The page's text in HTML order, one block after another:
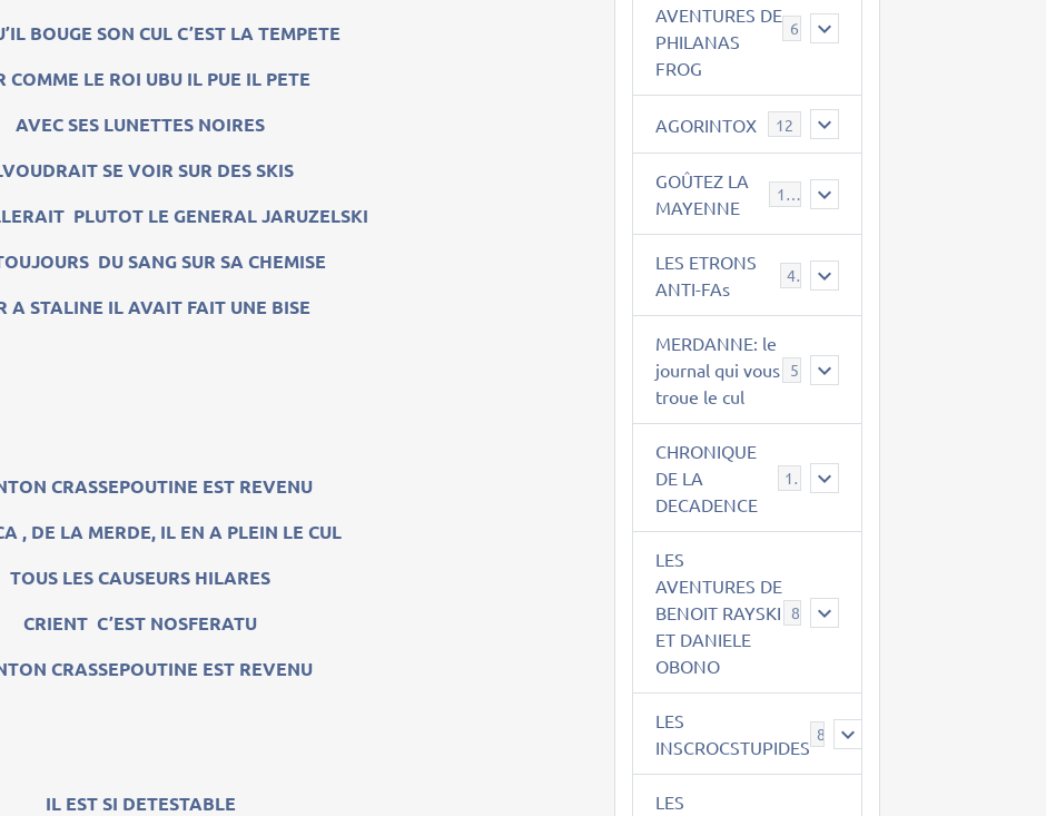
BOUGE SON CUL C’EST LA TEMPETE
COMME LE ROI UBU IL PUE IL PETE
AVEC SES LUNETTES NOIRES
SE VOIR SUR DES SKIS
PLUTOT LE GENERAL JARUZELSKI
DU SANG SUR SA CHEMISE
A STALINE IL AVAIT FAIT UNE BISE
CRASSEPOUTINE EST REVENU
, DE LA MERDE, IL EN A PLEIN LE CUL
TOUS LES CAUSEURS HILARES
CRIENT C’EST NOSFERATU
CRASSEPOUTINE EST REVENU
IL EST SI DETESTABLE
AVENTURES DE
PHILANAS
FROG
AGORINTOX 12
GOÛTEZ LA
MAYENNE
189
LES ETRONS
ANTI-FAs
4
MERDANNE: le
journal qui vous
troue le cul
CHRONIQUE
DE LA
DECADENCE
12
LES
AVENTURES DE
BENOIT RAYSKI
ET DANIELE
OBONO
LES
INSCROCSTUPIDES
8
LES